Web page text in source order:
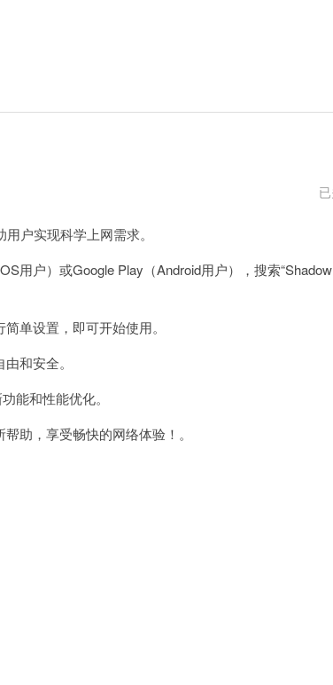
久
户实现科学上网需求。
户）或Google Play（Android用户），搜索
单设置，即可开始使用。
和安全。
能和性能优化。
助，享受畅快的网络体验！。